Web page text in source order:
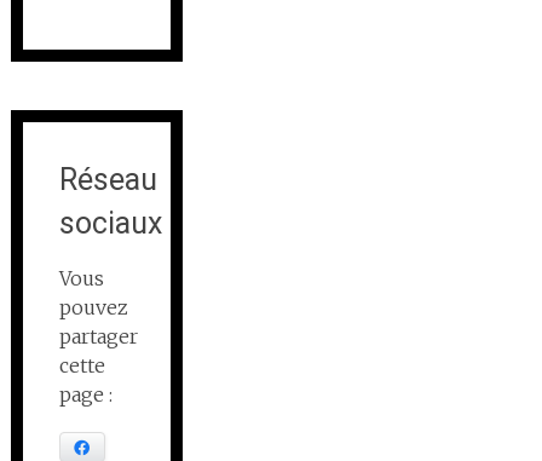
Réseau
sociaux
Vous
pouvez
partager
cette
page :